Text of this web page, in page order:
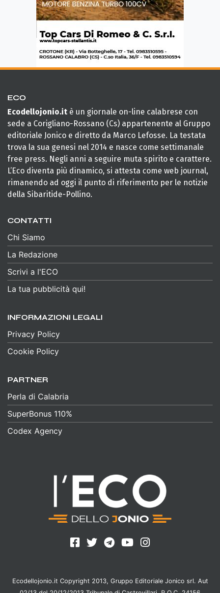
ECO
Ecodellojonio.it è un giornale on-line calabrese con
sede a Corigliano-Rossano (Cs) appartenente al Gruppo
editoriale Jonico e diretto da Marco Lefosse. La testata
trova la sua genesi nel 2014 e nasce come settimanale
free press. Negli anni a seguire muta spirito e carattere.
L’Eco diventa più dinamico, si attesta come web journal,
rimanendo ad oggi il punto di riferimento per le notizie
della Sibaritide-Pollino.
CONTATTI
Chi Siamo
La Redazione
Scrivi a l'ECO
La tua pubblicità qui!
INFORMAZIONI LEGALI
Privacy Policy
Cookie Policy
PARTNER
Perla di Calabria
SuperBonus 110%
Codex Agency
Ecodellojonio.it Copyright 2013, Gruppo Editoriale Jonico srl. Aut